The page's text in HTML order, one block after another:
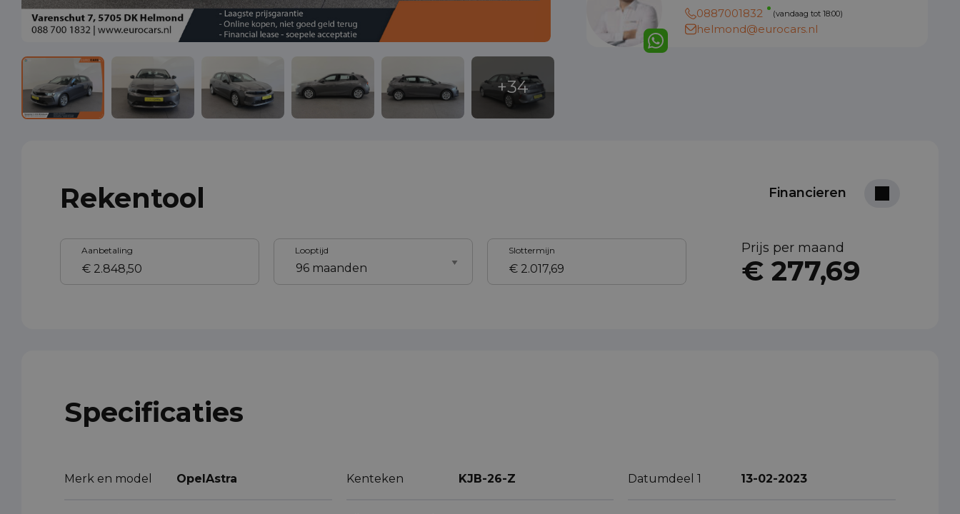
0887001832
(vandaag tot 18:00)
helmond@eurocars.nl
Rekentool Financieren
Aanbetaling Looptijd Slottermijn Prijs per maand
€ 277,69
Specificaties
Merk en model OpelAstra Kenteken KJB-26-Z Datumdeel 1 13-02-2023